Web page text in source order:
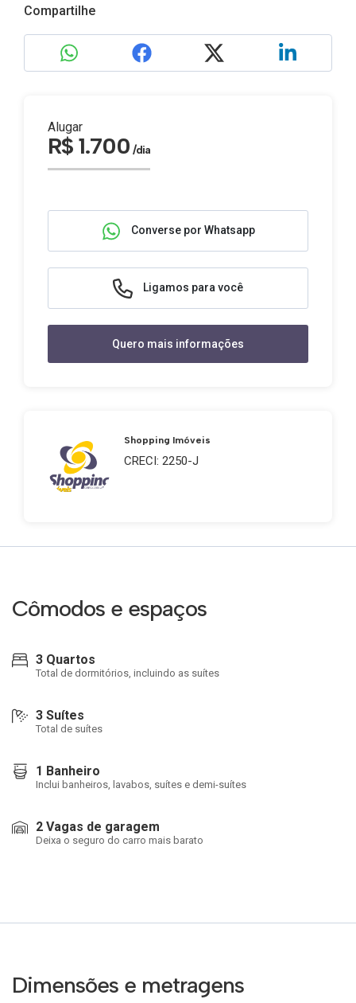
Compartilhe
Alugar
R$ 1.700 /dia
Converse por Whatsapp
Ligamos para você
Quero mais informações
Shopping Imóveis
CRECI: 2250-J
Cômodos e espaços
3 Quartos
Total de dormitórios, incluindo as suítes
3 Suítes
Total de suítes
1 Banheiro
Inclui banheiros, lavabos, suítes e demi-suítes
2 Vagas de garagem
Deixa o seguro do carro mais barato
Dimensões e metragens